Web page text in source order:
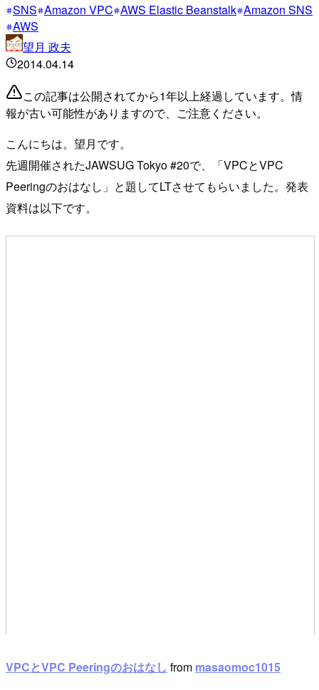
SNS Amazon VPC AWS Elastic Beanstalk Amazon SNS
AWS
望月 政夫
2014.04.14
この記事は公開されてから1年以上経過しています。情
報が古い可能性がありますので、ご注意ください。
こんにちは。望月です。
先週開催されたJAWSUG Tokyo #20で、「VPCとVPC
Peeringのおはなし」と題してLTさせてもらいました。発表
資料は以下です。
VPCとVPC Peeringのおはなし from masaomoc1015